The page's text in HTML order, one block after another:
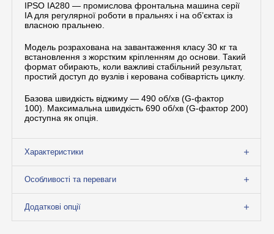
5
IPSO IA280 — промислова фронтальна машина серії
IA для регулярної роботи в пральнях і на об’єктах із
власною пральнею.
Модель розрахована на завантаження класу 30 кг та
встановлення з жорстким кріпленням до основи. Такий
формат обирають, коли важливі стабільний результат,
простий доступ до вузлів і керована собівартість циклу.
Базова швидкість віджиму — 490 об/хв (G-фактор
100). Максимальна швидкість 690 об/хв (G-фактор 200)
доступна як опція.
Характеристики
Особливості та переваги
Додаткові опції